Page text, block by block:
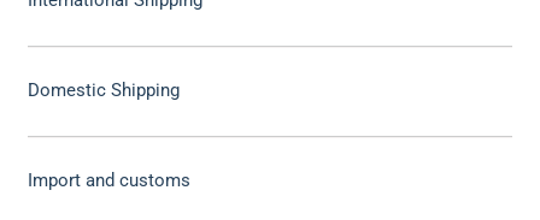
Domestic Shipping
Import and customs